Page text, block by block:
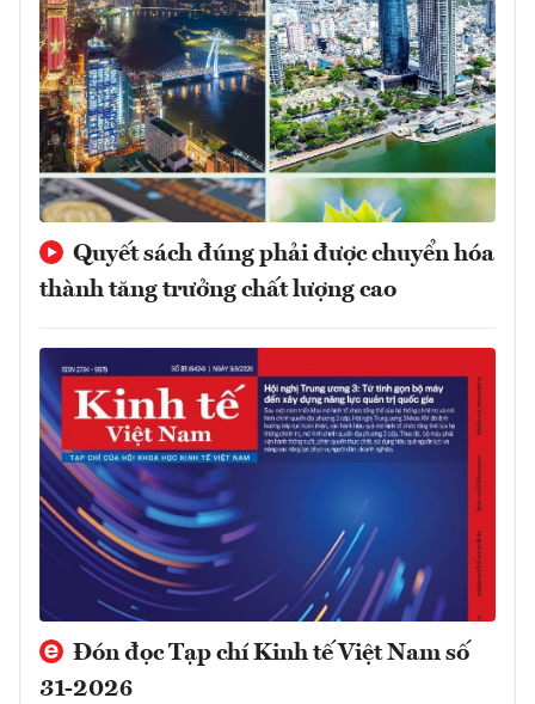
Quyết sách đúng phải được chuyển hóa
thành tăng trưởng chất lượng cao
Đón đọc Tạp chí Kinh tế Việt Nam số
31-2026